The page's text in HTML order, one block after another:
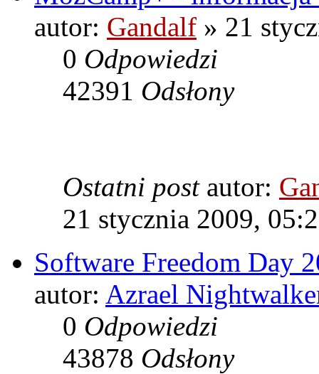
autor: Gandalf » 21
0 Odpowiedzi
42391 Odsłony
Ostatni post autor:
21 stycznia 2009,
Software Freedom Day
autor: Azrael
0 Odpowiedzi
43878 Odsłony